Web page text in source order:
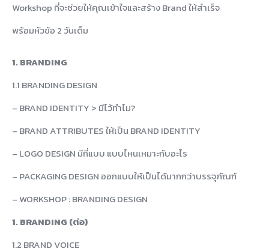
Workshop ที่จะช่วยให้คุณเข้าใจและสร้าง Brand ให้สำเร็จ
พร้อมหัวข้อ 2 วันเต็ม
1. BRANDING
1.1 BRANDING DESIGN
– BRAND IDENTITY > มีไว้ทำไม?
– BRAND ATTRIBUTES ให้เป็น BRAND IDENTITY
– LOGO DESIGN มีกี่แบบ แบบไหนเหมาะกับอะไร
– PACKAGING DESIGN ออกแบบให้เป็นได้มากกว่าบรรจุภัณฑ์
– WORKSHOP : BRANDING DESIGN
1. BRANDING (ต่อ)
1.2 BRAND VOICE